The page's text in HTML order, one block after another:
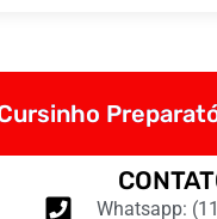
Whatsapp: